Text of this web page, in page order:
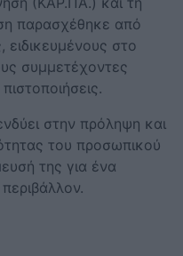
παρασχέθηκε από
ειδικευμένους στο
συμμετέχοντες
στην πρόληψη και
του προσωπικού
της για ένα